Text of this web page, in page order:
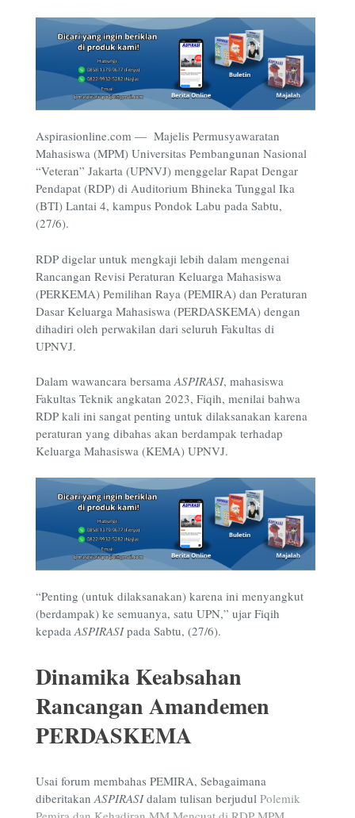
Aspirasionline.com — Majelis Permusyawaratan
Mahasiswa (MPM) Universitas Pembangunan Nasional
“Veteran” Jakarta (UPNVJ) menggelar Rapat Dengar
Pendapat (RDP) di Auditorium Bhineka Tunggal Ika
(BTI) Lantai 4, kampus Pondok Labu pada Sabtu,
(27/6).
RDP digelar untuk mengkaji lebih dalam mengenai
Rancangan Revisi Peraturan Keluarga Mahasiswa
(PERKEMA) Pemilihan Raya (PEMIRA) dan Peraturan
Dasar Keluarga Mahasiswa (PERDASKEMA) dengan
dihadiri oleh perwakilan dari seluruh Fakultas di
UPNVJ.
Dalam wawancara bersamaASPIRASI, mahasiswa
Fakultas Teknik angkatan 2023, Fiqih, menilai bahwa
RDP kali ini sangat penting untuk dilaksanakan karena
peraturan yang dibahas akan berdampak terhadap
Keluarga Mahasiswa (KEMA) UPNVJ.
“Penting (untuk dilaksanakan) karena ini menyangkut
(berdampak) ke semuanya, satu UPN,” ujar Fiqih
kepadaASPIRASIpada Sabtu, (27/6).
Dinamika Keabsahan
Rancangan Amandemen
PERDASKEMA
Usai forum membahas PEMIRA, Sebagaimana
diberitakanASPIRASIdalam tulisan berjudul Polemik